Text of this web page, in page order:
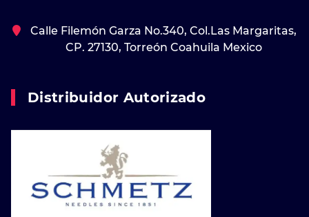
Calle Filemón Garza No.340, Col.Las Margaritas,
CP. 27130, Torreón Coahuila Mexico
Distribuidor Autorizado